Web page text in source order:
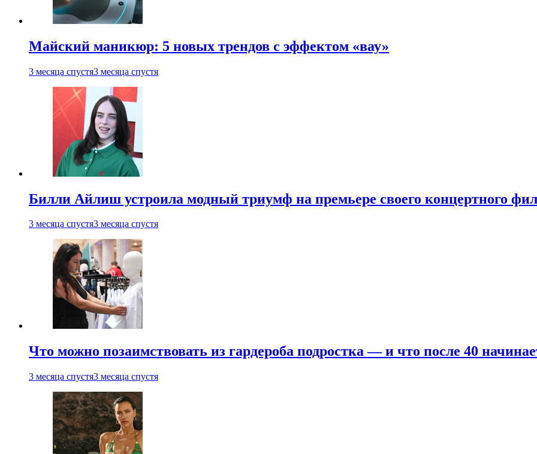
Майский маникюр: 5 новых трендов с эффектом «вау»
3 месяца спустя3 месяца спустя
Билли Айлиш устроила модный триумф на премьере своего концертного
3 месяца спустя3 месяца спустя
Что можно позаимствовать из гардероба подростка — и что после 40
3 месяца спустя3 месяца спустя